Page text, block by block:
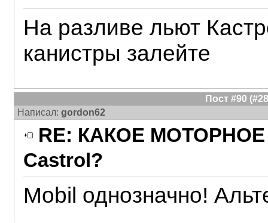
На разливе льют
канистры залейте
Пост #90
Написал: gordon62
RE: КАКОЕ
Castrol?
Mobil однозначно!